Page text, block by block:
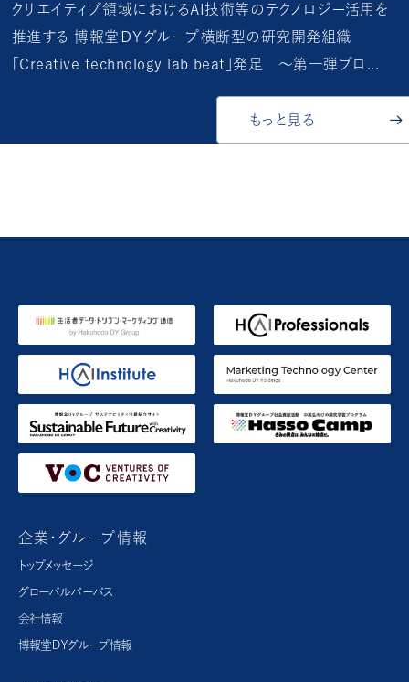
クリエイティブ領域におけるAI技術等のテクノロジー活用を
推進する 博報堂ＤＹグループ横断型の研究開発組織
「Creative technology lab beat」発足 〜第一弾プロ...
もっと見る
企業・グループ情報
トップメッセージ
グローバルパーパス​
会社情報
博報堂ＤＹグループ情報